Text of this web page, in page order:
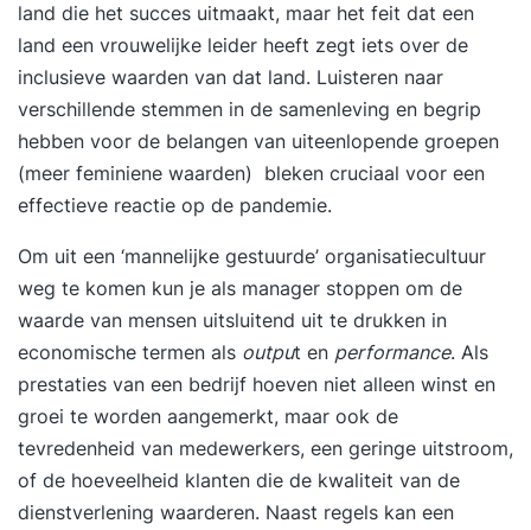
land die het succes uitmaakt, maar het feit dat een
land een vrouwelijke leider heeft zegt iets over de
inclusieve waarden van dat land. Luisteren naar
verschillende stemmen in de samenleving en begrip
hebben voor de belangen van uiteenlopende groepen
(meer feminiene waarden) bleken cruciaal voor een
effectieve reactie op de pandemie.
Om uit een ‘mannelijke gestuurde’ organisatiecultuur
weg te komen kun je als manager stoppen om de
waarde van mensen uitsluitend uit te drukken in
economische termen als output en performance. Als
prestaties van een bedrijf hoeven niet alleen winst en
groei te worden aangemerkt, maar ook de
tevredenheid van medewerkers, een geringe uitstroom,
of de hoeveelheid klanten die de kwaliteit van de
dienstverlening waarderen. Naast regels kan een